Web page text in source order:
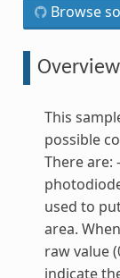
Browse
Overview
This
possible
There are:
used to
area.
raw value
indicate